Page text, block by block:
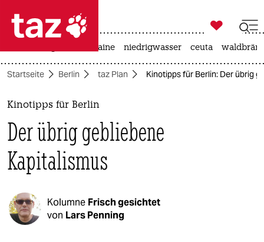
 taz zahl ich
taz zahl ich
themen
politik
öko
kultur

taz zahl ich
krieg in der ukraine niedrigwasser ceuta
Startseite Berlin taz Plan Kinotipps für Berlin: Der übrig
Kinotipps für Berlin
Der übrig gebliebene
Kapitalismus
Kolumne Frisch gesichtet
von Lars Penning